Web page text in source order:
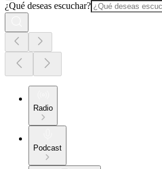
¿Qué deseas escuchar?
Radio
Podcast